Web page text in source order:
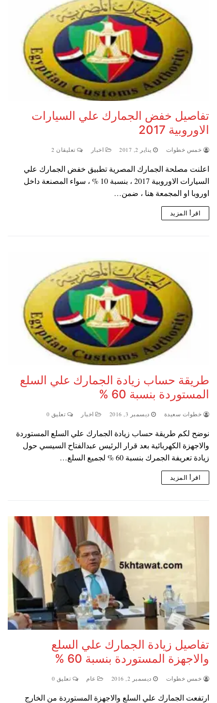
تفاصيل خفض الجمارك علي السيارات
الاوروبية 2017
خمس خطوات يناير 2, 2017 اخبار تعليقان 2
اعلنت مصلحة الجمارك المصرية تطبيق خفض الجمارك علي
السيارات الاوروبية 2017 ، بنسبة 10 % ، سواء المصنعة داخل
اوروبا او المجمعة هنا ، ضمن…
اقرأ المزيد
طريقة حساب زيادة الجمارك علي السلع
المستوردة بنسبة 60 %
خطوات سعيدة ديسمبر 3, 2016 اخبار تعليق 0
نوضح لكم طريقة حساب زيادة الجمارك علي السلع المستوردة
والاجهزة الكهربائية بعد قرار الرئيس عبدالفتاح السيسي حول
زيادة تعريفة الجمرك بنسبة 60 % لجميع السلع…
اقرأ المزيد
تفاصيل زيادة الجمارك علي السلع
والاجهزة المستوردة بنسبة 60 %
خمس خطوات ديسمبر 2, 2016 عام تعليق 0
ارتفعت الجمارك علي السلع والاجهزة المستوردة من الخارج